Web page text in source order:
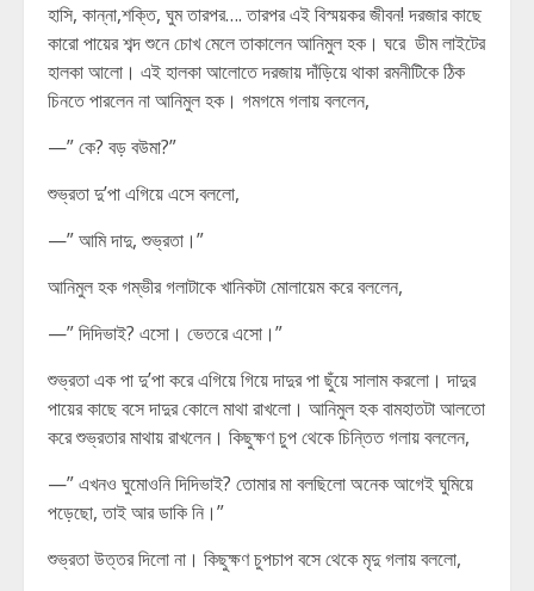
হাসি, কান্না,শক্তি, ঘুম তারপর…. তারপর এই বিস্ময়কর জীবন! দরজার কাছে
কারো পায়ের শব্দ শুনে চোখ মেলে তাকালেন আনিমুল হক। ঘরে ডীম লাইটের
হালকা আলো। এই হালকা আলোতে দরজায় দাঁড়িয়ে থাকা রমনীটিকে ঠিক
চিনতে পারলেন না আনিমুল হক। গমগমে গলায় বললেন,
—” কে? বড় বউমা?”
শুভ্রতা দু’পা এগিয়ে এসে বললো,
—” আমি দাদু, শুভ্রতা।”
আনিমুল হক গম্ভীর গলাটাকে খানিকটা মোলায়েম করে বললেন,
—” দিদিভাই? এসো। ভেতরে এসো।”
শুভ্রতা এক পা দু’পা করে এগিয়ে গিয়ে দাদুর পা ছুঁয়ে সালাম করলো। দাদুর
পায়ের কাছে বসে দাদুর কোলে মাথা রাখলো। আনিমুল হক বামহাতটা আলতো
করে শুভ্রতার মাথায় রাখলেন। কিছুক্ষণ চুপ থেকে চিন্তিত গলায় বললেন,
—” এখনও ঘুমোওনি দিদিভাই? তোমার মা বলছিলো অনেক আগেই ঘুমিয়ে
পড়েছো, তাই আর ডাকি নি।”
শুভ্রতা উত্তর দিলো না। কিছুক্ষণ চুপচাপ বসে থেকে মৃদু গলায় বললো,